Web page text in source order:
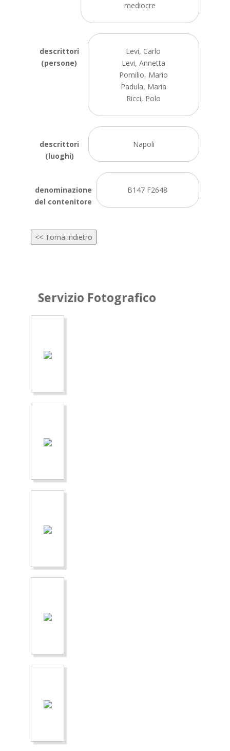
mediocre
descrittori
(persone)
Levi, Carlo
Levi, Annetta
Pomilio, Mario
Padula, Maria
Ricci, Polo
descrittori
(luoghi)
Napoli
denominazione
del contenitore
B147 F2648
<< Torna indietro
Servizio Fotografico